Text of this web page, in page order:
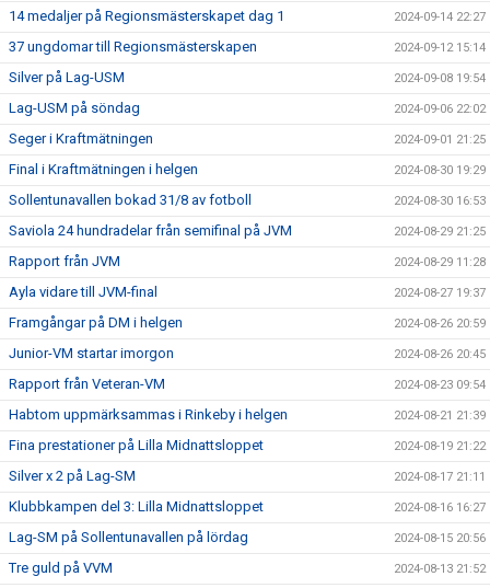
14 medaljer på Regionsmästerskapet dag 1 2024-09-14 22:27
37 ungdomar till Regionsmästerskapen 2024-09-12 15:14
Silver på Lag-USM 2024-09-08 19:54
Lag-USM på söndag 2024-09-06 22:02
Seger i Kraftmätningen 2024-09-01 21:25
Final i Kraftmätningen i helgen 2024-08-30 19:29
Sollentunavallen bokad 31/8 av fotboll 2024-08-30 16:53
Saviola 24 hundradelar från semifinal på JVM 2024-08-29 21:25
Rapport från JVM 2024-08-29 11:28
Ayla vidare till JVM-final 2024-08-27 19:37
Framgångar på DM i helgen 2024-08-26 20:59
Junior-VM startar imorgon 2024-08-26 20:45
Rapport från Veteran-VM 2024-08-23 09:54
Habtom uppmärksammas i Rinkeby i helgen 2024-08-21 21:39
Fina prestationer på Lilla Midnattsloppet 2024-08-19 21:22
Silver x 2 på Lag-SM 2024-08-17 21:11
Klubbkampen del 3: Lilla Midnattsloppet 2024-08-16 16:27
Lag-SM på Sollentunavallen på lördag 2024-08-15 20:56
Tre guld på VVM 2024-08-13 21:52